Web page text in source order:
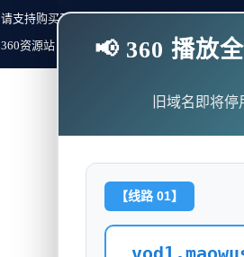
请支持购买正版！反馈邮箱：
360资源站 Copyright ©2018-2023 All Rights
📢 360 播放
旧域名即将
【线路 01】